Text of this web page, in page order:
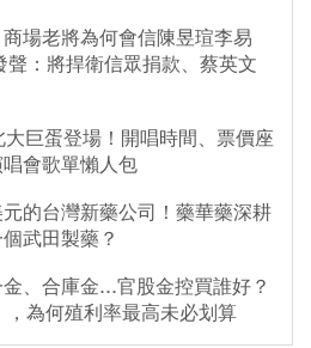
場老將為何會信陳昱瑄李易
：將捍衛信眾捐款、蔡英文
巨蛋登場！開唱時間、票價座
會歌單懶人包
的台灣新藥公司！藥華藥深耕
武田製藥？
、合庫金...官股金控買誰好？
，為何殖利率最高未必划算